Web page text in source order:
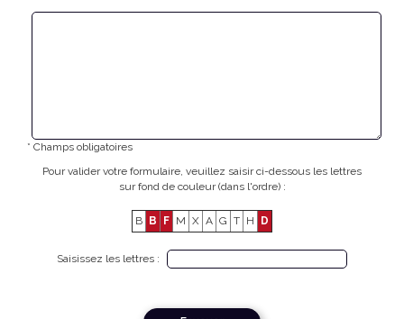
* Champs obligatoires
Pour valider votre formulaire, veuillez saisir ci-dessous les lettres
sur fond de couleur (dans l'ordre) :
B B F M X A G T H D
Saisissez les lettres :